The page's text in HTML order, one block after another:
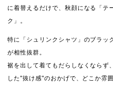
に着替えるだけで、秋顔になる「テ
ク」。
特に「シュリンクシャツ」のブラッ
が相性抜群。
裾を出して着てもだらしなくならず
した"抜け感"のおかげで、どこか雰